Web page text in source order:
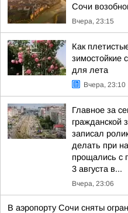
Сочи
Вчера, 23:15
Как
зимостойкие
для лета
Вчера, 23:10
Главное за
гражданской
записал
делать при
прощались с
3 августа в...
Вчера, 23:06
В аэропорту Сочи сняты